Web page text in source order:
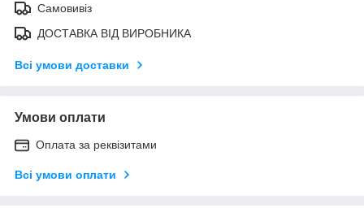
Самовивіз
ДОСТАВКА ВІД ВИРОБНИКА
Всі умови доставки
Умови оплати
Оплата за реквізитами
Всі умови оплати